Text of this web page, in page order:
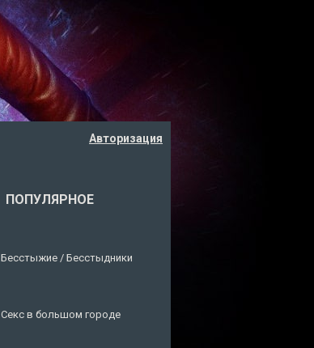
Авторизация
ПОПУЛЯРНОЕ
Бесстыжие / Бесстыдники
Секс в большом городе